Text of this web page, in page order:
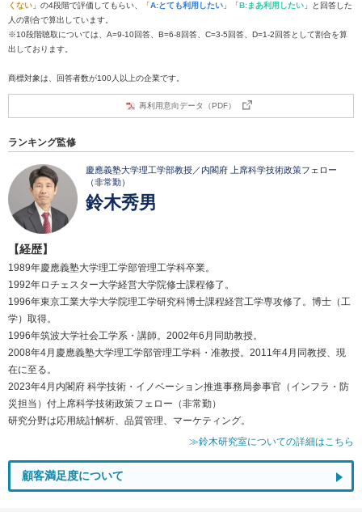
くない 」の4段階で評価してもらい、「A:とても利用したい 」「B:まあ利用したい 」と回答した
人の割合で算出しています。
※10段階聴取については、A=9-10回答、B=6-8回答、C=3-5回答、D=1-2回答として割合を算
出しております。
商標対象は、回答者数が100人以上の企業です。
再利用意向データ（PDF）
ランキング監修
慶應義塾大学理工学部教授／内閣府 上席科学技術政策フェロー
（非常勤）
鈴木秀男
【経歴】
1989年慶應義塾大学理工学部管理工学科卒業。
1992年ロチェスター大学経営大学院修士課程修了。
1996年東京工業大学大学院理工学研究科博士課程経営工学専攻修了。博士（工
学）取得。
1996年筑波大学社会工学系・講師。2002年6月同助教授。
2008年4月慶應義塾大学理工学部管理工学科・准教授。2011年4月同教授、現
在に至る。
2023年4月内閣府 科学技術・イノベーション推進事務局参事官（インフラ・防
災担当）付上席科学技術政策フェロー（非常勤）
研究分野は応用統計解析、品質管理、マーケティング。
≫鈴木研究室についての詳細はこちら
顧客満足度について